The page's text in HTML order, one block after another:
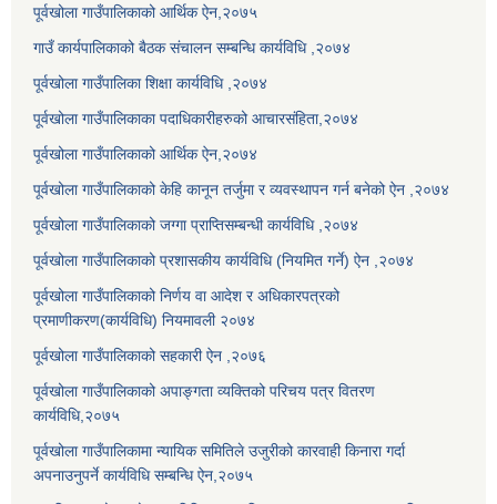
पूर्वखोला गाउँपालिकाको आर्थिक ऐन,२०७५
गाउँ कार्यपालिकाको बैठक संचालन सम्बन्धि कार्यविधि ,२०७४
पूर्वखोला गाउँपालिका शिक्षा कार्यविधि ,२०७४
पूर्वखोला गाउँपालिकाका पदाधिकारीहरुको आचारसंहिता,२०७४
पूर्वखोला गाउँपालिकाको आर्थिक ऐन,२०७४
पूर्वखोला गाउँपालिकाको केहि कानून तर्जुमा र व्यवस्थापन गर्न बनेको ऐन ,२०७४
पूर्वखोला गाउँपालिकाको जग्गा प्राप्तिसम्बन्धी कार्यविधि ,२०७४
पूर्वखोला गाउँपालिकाको प्रशासकीय कार्यविधि (नियमित गर्ने) ऐन ,२०७४
पूर्वखोला गाउँपालिकाको निर्णय वा आदेश र अधिकारपत्रको
प्रमाणीकरण(कार्यविधि) नियमावली २०७४
पूर्वखोला गाउँपालिकाको सहकारी ऐन ,२०७६
पूर्वखोला गाउँपालिकाको अपाङ्गता व्यक्तिको परिचय पत्र वितरण
कार्यविधि,२०७५
पूर्वखोला गाउँपालिकामा न्यायिक समितिले उजुरीको कारवाही किनारा गर्दा
अपनाउनुपर्ने कार्यविधि सम्बन्धि ऐन,२०७५